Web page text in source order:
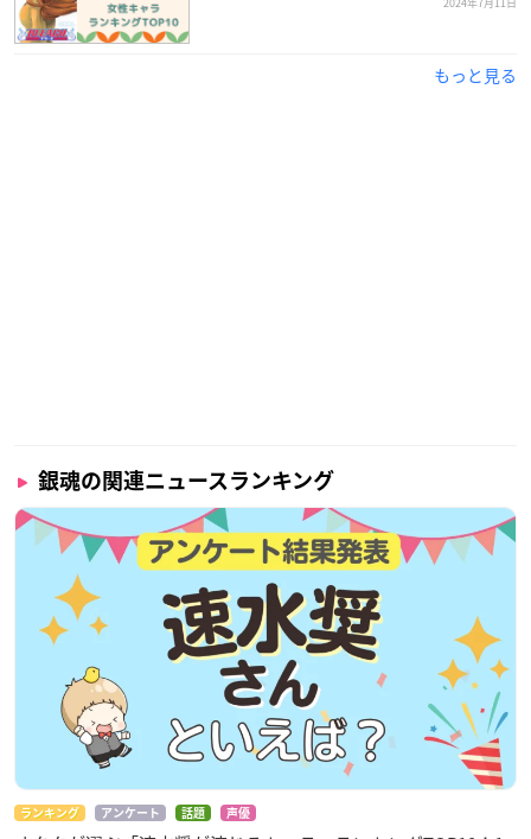
もっと見る
銀魂の関連ニュースランキング
ランキング アンケート 話題 声優